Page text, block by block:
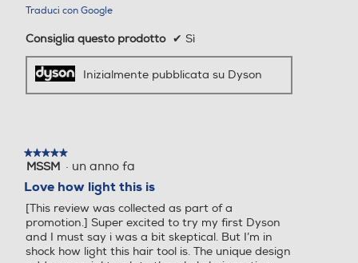
Traduci con Google
Consiglia questo prodotto ✔ Sì
Inizialmente pubblicata su Dyson
★★★★★
★★★★★
5
5
stelle.
MSSM · un anno fa
Love how light this is
[This review was collected as part of a
promotion.] Super excited to try my first Dyson
and I must say i was a bit skeptical. But I’m in
shock how light this hair tool is. The unique design